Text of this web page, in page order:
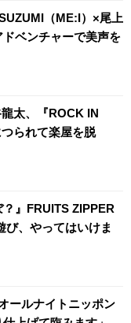
（ME:I）×尾上
ベンチャーで美声を
太、『ROCK IN
られて楽屋を脱
？』FRUITS ZIPPER
び、やってはいけま
ールナイトニッポン